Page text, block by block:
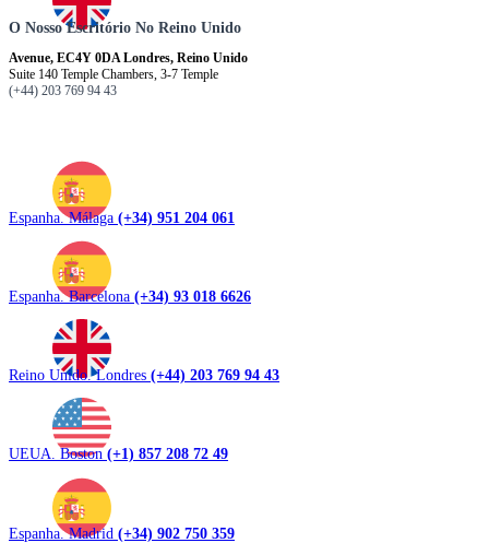
O Nosso Escritório No Reino Unido
Avenue, EC4Y 0DA Londres, Reino Unido
Suite 140 Temple Chambers, 3-7 Temple
(+44) 203 769 94 43
Espanha. Málaga (+34) 951 204 061
Espanha. Barcelona (+34) 93 018 6626
Reino Unido. Londres (+44) 203 769 94 43
UEUA. Boston(+1) 857 208 72 49
Espanha. Madrid (+34) 902 750 359